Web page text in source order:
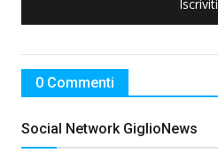
Iscriviti
0 Commenti
Social Network GiglioNews